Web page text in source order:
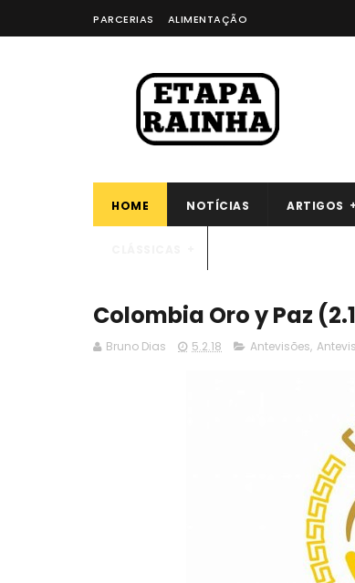
PARCERIAS ALIMENTAÇÃO
HOME NOTÍCIAS ARTIGOS
Colombia Oro y Paz
Bruno Dias 5.2.18 Antevisões,